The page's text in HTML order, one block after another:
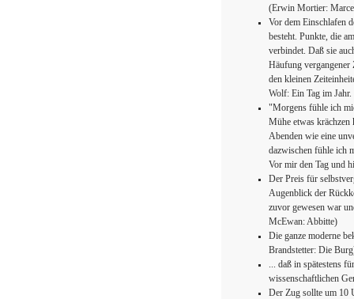
(Erwin Mortier:
Vor dem Einschlafen
besteht. Punkte, die
verbindet. Daß sie
Häufung vergangener
den kleinen
Wolf: Ein Tag im
"Morgens fühle ich
Mühe etwas krächzen
Abenden wie eine
dazwischen fühle ich
Vor mir den Tag und
Der Preis für
Augenblick der
zuvor gewesen war
McEwan: Abbitte)
Die ganze moderne
Brandstetter: Die
... daß in spätestens
wissenschaftlichen
Der Zug sollte um 10